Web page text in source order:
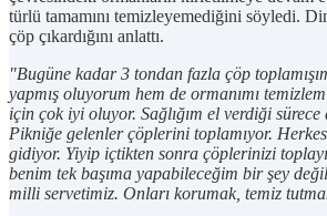
türlü tamamını temizleyemediğini söyledi.
çöp çıkardığını anlattı.
"Bugüne kadar 3 tondan fazla çöp
yapmış oluyorum hem de ormanımı
için çok iyi oluyor. Sağlığım el verdiği sürece
Pikniğe gelenler çöplerini toplamıyor.
gidiyor. Yiyip içtikten sonra çöplerinizi
benim tek başıma yapabileceğim bir şey
milli servetimiz. Onları korumak, temiz